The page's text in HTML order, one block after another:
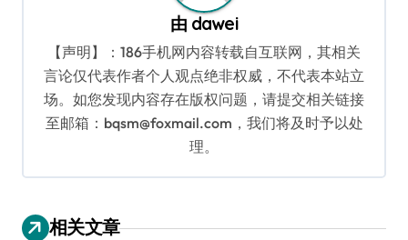
由 dawei
【声明】：186手机网内容转载自互联网，其相关
言论仅代表作者个人观点绝非权威，不代表本站立
场。如您发现内容存在版权问题，请提交相关链接
至邮箱：bqsm@foxmail.com，我们将及时予以处
理。
相关文章